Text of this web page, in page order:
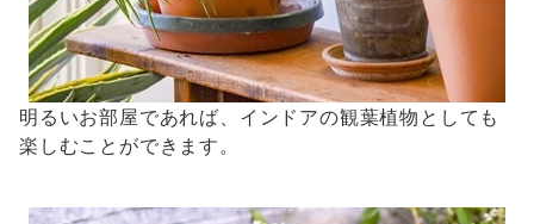
明るいお部屋であれば、インドアの観葉植物としても
楽しむことができます。